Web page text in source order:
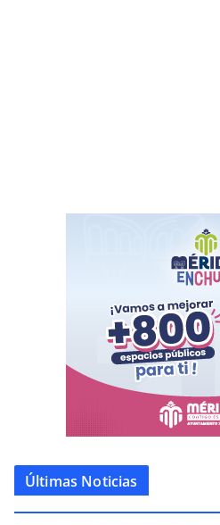
Últimas Noticias